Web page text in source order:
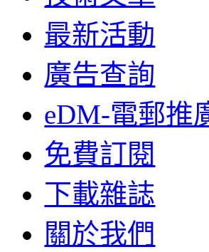
最新活動
廣告查詢
eDM-電郵推
免費訂閱
下載雜誌
關於我們